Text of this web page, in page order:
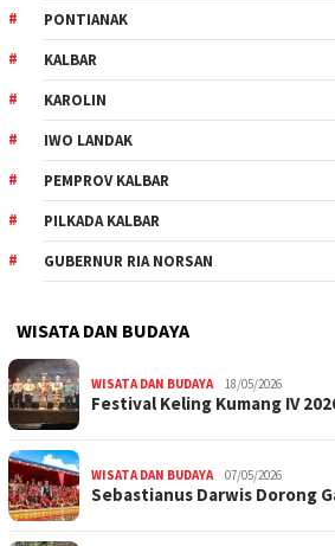
PONTIANAK
KALBAR
KAROLIN
IWO LANDAK
PEMPROV KALBAR
PILKADA KALBAR
GUBERNUR RIA NORSAN
WISATA DAN BUDAYA
WISATA DAN BUDAYA 18/05/2026
Festival Keling Kumang IV
WISATA DAN BUDAYA 07/05/2026
Sebastianus Darwis Dorong